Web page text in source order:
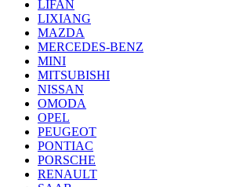
LIFAN
LIXIANG
MAZDA
MERCEDES-BENZ
MINI
MITSUBISHI
NISSAN
OMODA
OPEL
PEUGEOT
PONTIAC
PORSCHE
RENAULT